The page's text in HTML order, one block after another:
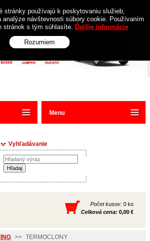
Vyhľadávanie
Počet kusov: 0 ks
Celková cena: 0,00 €
>> TERMOCLONY
Menu
stránky používajú k poskytovaniu služieb,
analýze návštevnosti súbory cookie. Používaním
stránok s tým súhlasíte. Ďalšie informácie
Rozumiem